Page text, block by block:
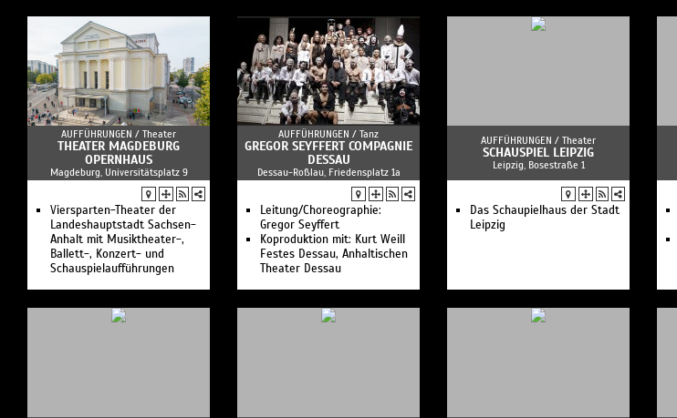
AUFFÜHRUNGEN / Theater
THEATER MAGDEBURG
OPERNHAUS
Magdeburg, Universitätsplatz 9
Viersparten-Theater der
Landeshauptstadt Sachsen-
Anhalt mit Musiktheater-,
Ballett-, Konzert- und
Schauspielaufführungen
AUFFÜHRUNGEN / Tanz
GREGOR SEYFFERT COMPAGNIE
DESSAU
Dessau-Roßlau, Friedensplatz 1a
Leitung/Choreographie:
Gregor Seyffert
Koproduktion mit: Kurt Weill
Festes Dessau, Anhaltischen
Theater Dessau
AUFFÜHRUNGEN / Theater
SCHAUSPIEL LEIPZIG
Leipzig, Bosestraße 1
Das Schaupielhaus der Stadt
Leipzig